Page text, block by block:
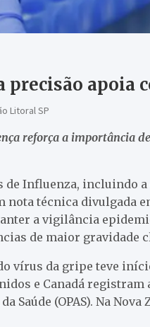
precisão apoia
Litoral SP
reforça a importância
de Influenza, incluindo
nota técnica divulgada
a vigilância
de maior gravidade
vírus da gripe teve
e Canadá
Saúde (OPAS). Na